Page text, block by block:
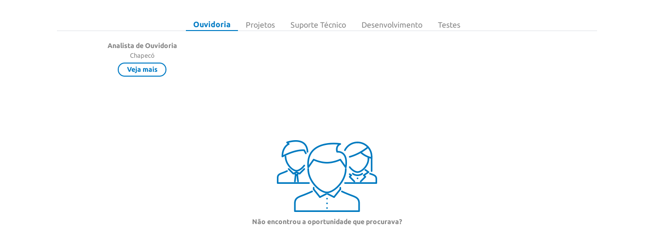
Ouvidoria Projetos Suporte Técnico Desenvolvimento Testes
Analista de Ouvidoria
Chapecó
Veja mais
Não encontrou a oportunidade que procurava?